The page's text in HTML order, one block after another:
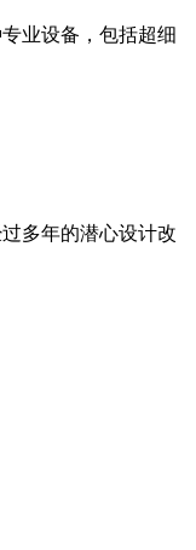
业设备，包括超细
多年的潜心设计改